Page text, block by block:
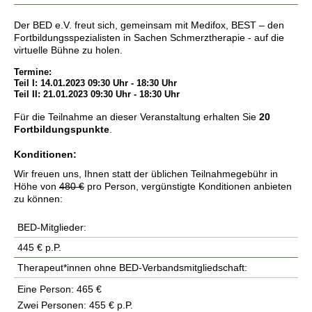
Der BED e.V. freut sich, gemeinsam mit Medifox, BEST – den
Fortbildungsspezialisten in Sachen Schmerztherapie - auf die
virtuelle Bühne zu holen.
Termine:
Teil I: 14.01.2023 09:30 Uhr - 18:30 Uhr
Teil II: 21.01.2023 09:30 Uhr - 18:30 Uhr
Für die Teilnahme an dieser Veranstaltung erhalten Sie 20
Fortbildungspunkte.
Konditionen:
Wir freuen uns, Ihnen statt der üblichen Teilnahmegebühr in
Höhe von 480 € pro Person, vergünstigte Konditionen anbieten
zu können:
BED-Mitglieder:
445 € p.P.
Therapeut*innen ohne BED-Verbandsmitgliedschaft:
Eine Person: 465 €
Zwei Personen: 455 € p.P.